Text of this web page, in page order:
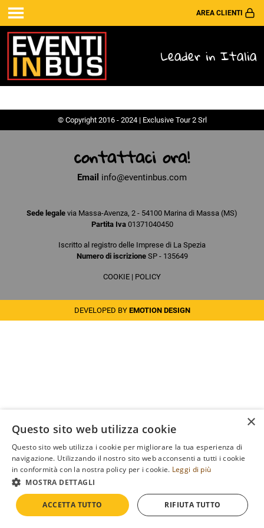
AREA CLIENTI
Leader in Italia
© Copyright 2016 - 2024 | Exclusive Tour 2 Srl
contattaci ora!
Email info@eventinbus.com
Sede legale via Massa-Avenza, 2 - 54100 Marina di Massa (MS)
Partita Iva01371040450
Iscritto al registro delle Imprese di La Spezia
Numero di iscrizioneSP - 135649
COOKIE | POLICY
DEVELOPED BY EMOTION DESIGN
×
Questo sito web utilizza cookie
Questo sito web utilizza i cookie per migliorare la tua esperienza di
navigazione. Utilizzando il nostro sito web acconsenti a tutti i cookie
in conformità con la nostra policy per i cookie. Leggi di più
MOSTRA DETTAGLI
ACCETTA TUTTO RIFIUTA TUTTO